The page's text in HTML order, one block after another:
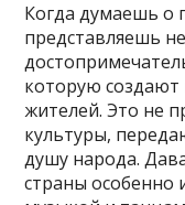
Когда думаешь о
представляешь
которую
жителей. Это не
культуры,
душу народа.
страны особенно